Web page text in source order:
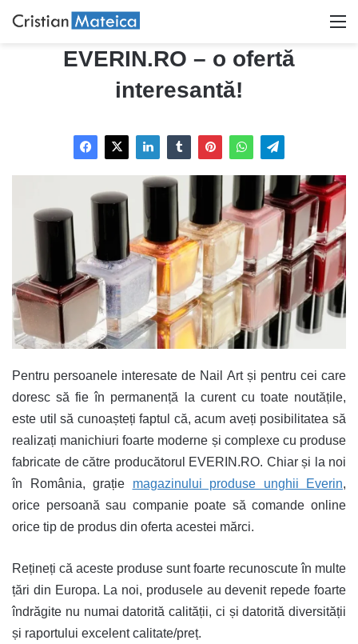
EVERIN.RO – o ofertă
interesantă!
Pentru persoanele interesate de Nail Art și pentru cei care
doresc să fie în permanență la curent cu toate noutățile,
este util să cunoașteți faptul că, acum aveți posibilitatea să
realizați manichiuri foarte moderne și complexe cu produse
fabricate de către producătorul EVERIN.RO. Chiar și la noi
în România, grație magazinului produse unghii Everin,
orice persoană sau companie poate să comande online
orice tip de produs din oferta acestei mărci.
Rețineți că aceste produse sunt foarte recunoscute în multe
țări din Europa. La noi, produsele au devenit repede foarte
îndrăgite nu numai datorită calității, ci și datorită diversității
și raportului excelent calitate/preț.